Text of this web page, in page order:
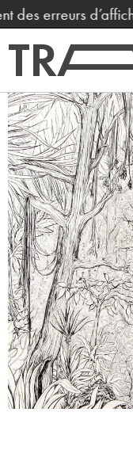
erreurs